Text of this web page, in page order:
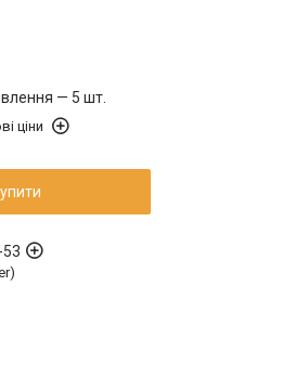
— 5 шт.
ціни